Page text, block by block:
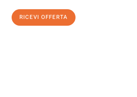
RICEVI OFFERTA